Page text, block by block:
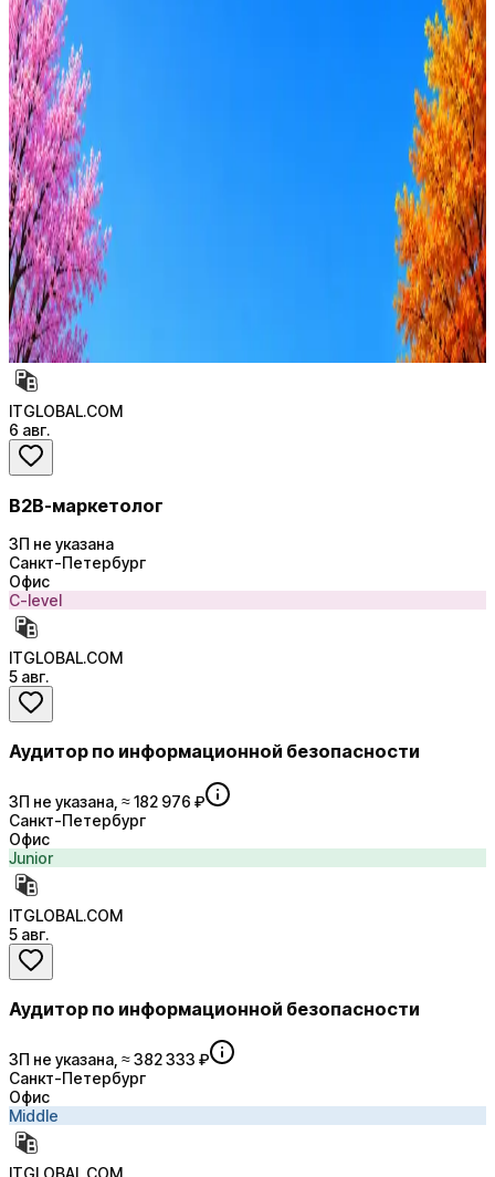
ITGLOBAL.COM
6активных вакансий
Стратегия поиска с AI: рынки, позиции, вилка, каналы
Ежедневный подбор из 600+ источников
AI генерация сопроводительных писем
ITGLOBAL.COM
6 авг.
B2B-маркетолог
ЗП не указана
Санкт-Петербург
Офис
C-level
ITGLOBAL.COM
5 авг.
Аудитор по информационной безопасности
ЗП не указана, ≈ 182 976 ₽
Санкт-Петербург
Офис
Junior
ITGLOBAL.COM
5 авг.
Аудитор по информационной безопасности
ЗП не указана, ≈ 382 333 ₽
Санкт-Петербург
Офис
Middle
ITGLOBAL.COM